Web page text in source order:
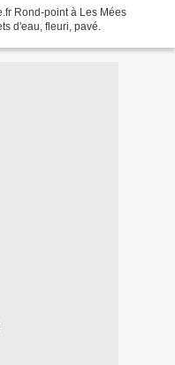
Rond-point à Les Mées
d'eau, fleuri, pavé.